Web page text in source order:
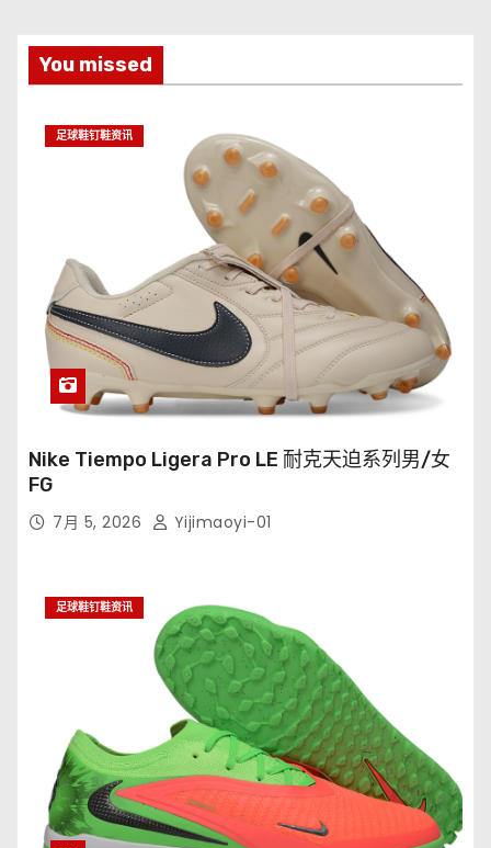
You missed
足球鞋钉鞋资讯
Nike Tiempo Ligera Pro LE 耐克天迫系列男/女
FG
7月 5, 2026 Yijimaoyi-01
足球鞋钉鞋资讯